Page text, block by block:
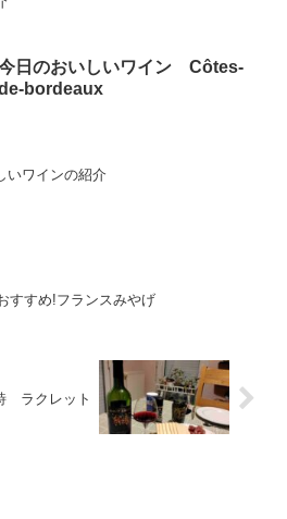
日のおいしいワイン Côtes-
bordeaux
いワインの紹介
すすめ!フランスみやげ
ラクレット